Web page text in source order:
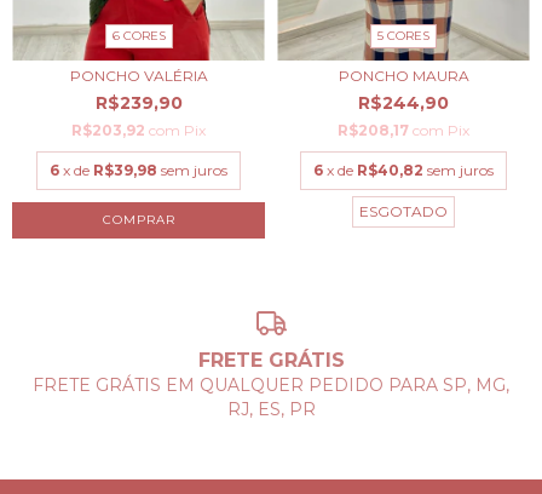
6 CORES
PONCHO VALÉRIA
R$239,90
R$203,92 com Pix
6 x de R$39,98 sem juros
COMPRAR
5 CORES
PONCHO MAURA
R$244,90
R$208,17 com Pix
6 x de R$40,82 sem juros
ESGOTADO
FRETE GRÁTIS
FRETE GRÁTIS EM QUALQUER PEDIDO PARA SP, MG,
RJ, ES, PR